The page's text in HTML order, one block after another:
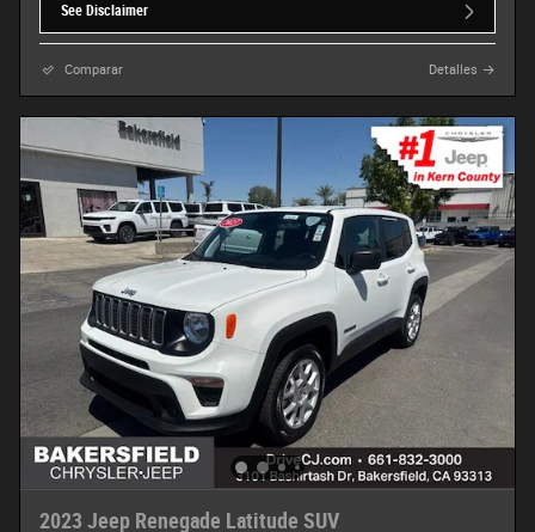
See Disclaimer
Comparar Detalles
2023 Jeep Renegade Latitude SUV